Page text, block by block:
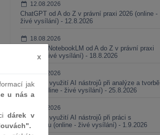
12.08.2026
ChatGPT od A do Z v právní praxi 2026 (online -
živé vysílání) - 12.8.2026
18.08.2026
Gemini a NotebookLM od A do Z v právní praxi
(online - živé vysílání) - 18.8.2026
25.08.2026
Praktické využití AI nástrojů při analýze a tvorbě
smluv (online - živé vysílání) - 25.8.2026
01.09.2026
Praktické využití AI nástrojů při práci s
judikaturou (online - živé vysílání) - 1.9.2026
x
jak
u nás a
dárek v